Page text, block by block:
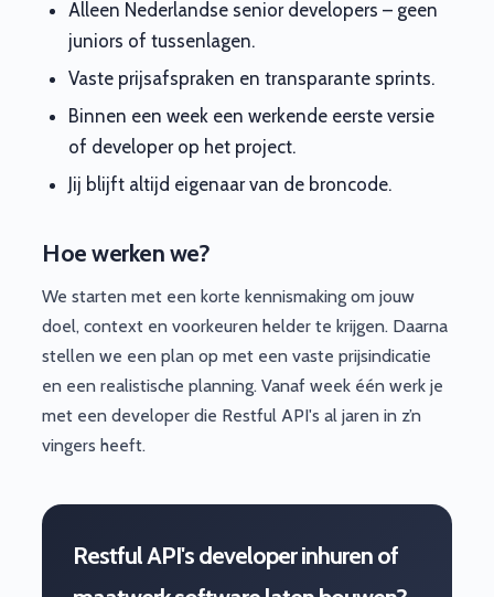
Alleen Nederlandse senior developers – geen
juniors of tussenlagen.
Vaste prijsafspraken en transparante sprints.
Binnen een week een werkende eerste versie
of developer op het project.
Jij blijft altijd eigenaar van de broncode.
Hoe werken we?
We starten met een korte kennismaking om jouw
doel, context en voorkeuren helder te krijgen. Daarna
stellen we een plan op met een vaste prijsindicatie
en een realistische planning. Vanaf week één werk je
met een developer die Restful API's al jaren in z’n
vingers heeft.
Restful API's developer inhuren of